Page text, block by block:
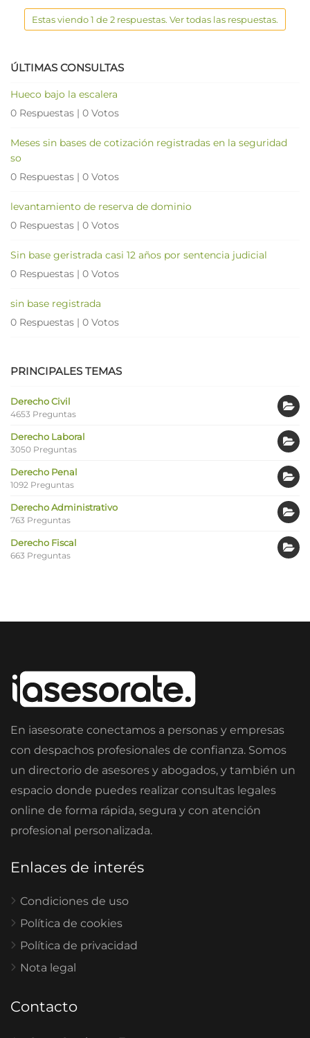
Estas viendo 1 de 2 respuestas. Ver todas las respuestas.
ÚLTIMAS CONSULTAS
Hueco bajo la escalera
0 Respuestas | 0 Votos
Meses sin bases de cotización registradas en la seguridad
so
0 Respuestas | 0 Votos
levantamiento de reserva de dominio
0 Respuestas | 0 Votos
Sin base geristrada casi 12 años por sentencia judicial
0 Respuestas | 0 Votos
sin base registrada
0 Respuestas | 0 Votos
PRINCIPALES TEMAS
Derecho Civil
4653 Preguntas
Derecho Laboral
3050 Preguntas
Derecho Penal
1092 Preguntas
Derecho Administrativo
763 Preguntas
Derecho Fiscal
663 Preguntas
En iasesorate conectamos a personas y empresas
con despachos profesionales de confianza. Somos
un directorio de asesores y abogados, y también un
espacio donde puedes realizar consultas legales
online de forma rápida, segura y con atención
profesional personalizada.
Enlaces de interés
Condiciones de uso
Política de cookies
Política de privacidad
Nota legal
Contacto